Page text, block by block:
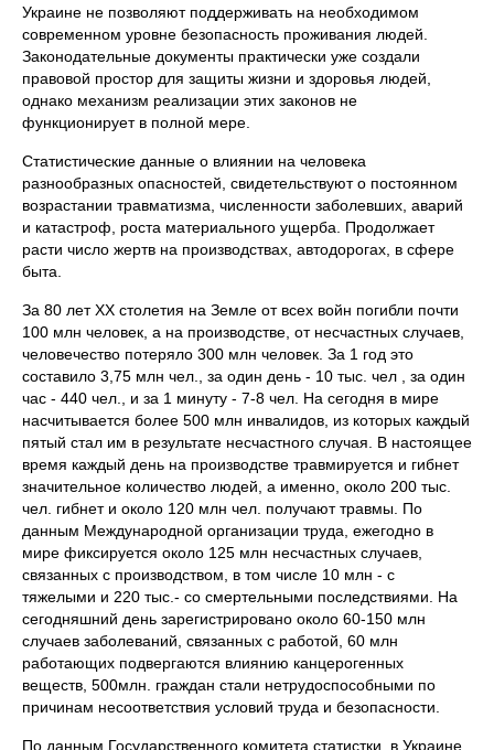
Украине не позволяют поддерживать на необходимом
современном уровне безопасность проживания людей.
Законодательные документы практически уже создали
правовой простор для защиты жизни и здоровья людей,
однако механизм реализации этих законов не
функционирует в полной мере.
Статистические данные о влиянии на человека
разнообразных опасностей, свидетельствуют о постоянном
возрастании травматизма, численности заболевших, аварий
и катастроф, роста материального ущерба. Продолжает
расти число жертв на производствах, автодорогах, в сфере
быта.
За 80 лет XX столетия на Земле от всех войн погибли почти
100 млн человек, а на производстве, от несчастных случаев,
человечество потеряло 300 млн человек. За 1 год это
составило 3,75 млн чел., за один день - 10 тыс. чел , за один
час - 440 чел., и за 1 минуту - 7-8 чел. На сегодня в мире
насчитывается более 500 млн инвалидов, из которых каждый
пятый стал им в результате несчастного случая. В настоящее
время каждый день на производстве травмируется и гибнет
значительное количество людей, а именно, около 200 тыс.
чел. гибнет и около 120 млн чел. получают травмы. По
данным Международной организации труда, ежегодно в
мире фиксируется около 125 млн несчастных случаев,
связанных с производством, в том числе 10 млн - с
тяжелыми и 220 тыс.- со смертельными последствиями. На
сегодняшний день зарегистрировано около 60-150 млн
случаев заболеваний, связанных с работой, 60 млн
работающих подвергаются влиянию канцерогенных
веществ, 500млн. граждан стали нетрудоспособными по
причинам несоответствия условий труда и безопасности.
По данным Государственного комитета статистки, в Украине